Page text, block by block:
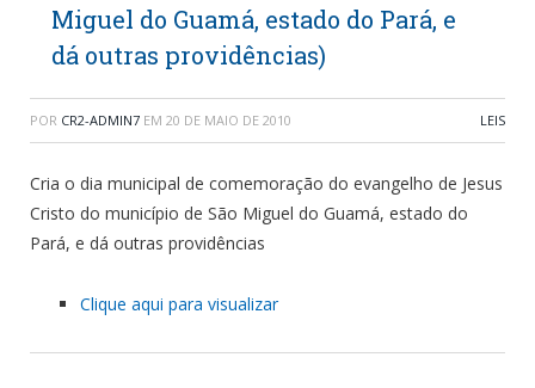
Miguel do Guamá, estado do Pará, e
dá outras providências)
POR CR2-ADMIN7 EM 20 DE MAIO DE 2010 LEIS
Cria o dia municipal de comemoração do evangelho de Jesus
Cristo do município de São Miguel do Guamá, estado do
Pará, e dá outras providências
Clique aqui para visualizar